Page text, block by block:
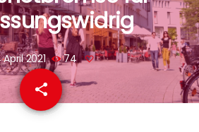
April 2021 74
share
email